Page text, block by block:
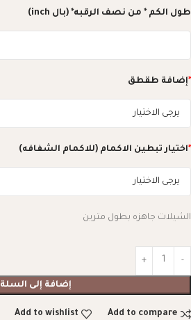
طول الكم * من نصف الرقبه* (بال inch)
*إضافة طقطق
*اختيار تبطين الاكمام (للاكمام الشفافه)
الشيلات جاهزه بطول مترين
إضافة إلى السلة
Add to compare
Add to wishlist